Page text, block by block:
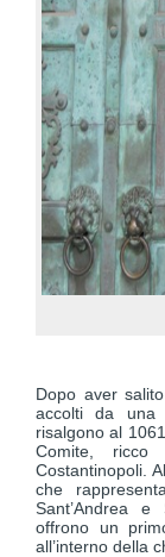
Dopo aver
accolti da una
risalgono al
Comite, ricco
Costantinopoli.
che
Sant’Andrea
offrono un
all’interno della